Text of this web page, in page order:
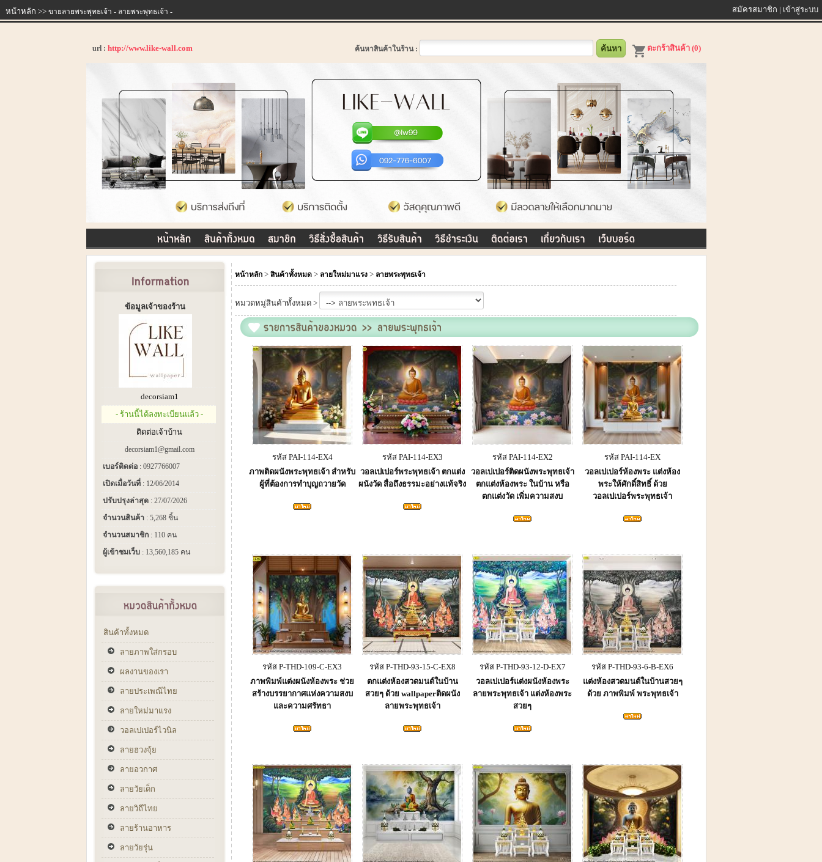
หน้าหลัก >> ขายลายพระพุทธเจ้า - ลายพระพุทธเจ้า - สมัครสมาชิก | เข้าสู่ระบบ
ตะกร้าสินค้า (0)
url : http://www.like-wall.com ค้นหาสินค้าในร้าน :
ข้อมูลเจ้าของร้าน
decorsiam1
- ร้านนี้ได้ลงทะเบียนแล้ว -
ติดต่อเจ้าบ้าน
decorsiam1@gmail.com
เบอร์ติดต่อ : 0927766007
เปิดเมื่อวันที่ : 12/06/2014
ปรับปรุงล่าสุด : 27/07/2026
จำนวนสินค้า : 5,268 ชิ้น
จำนวนสมาชิก : 110 คน
ผู้เข้าชมเว็บ : 13,560,185 คน
สินค้าทั้งหมด
ลายภาพใส่กรอบ
ผลงานของเรา
ลายประเพณีไทย
ลายใหม่มาแรง
วอลเปเปอร์ไวนิล
ลายฮวงจุ้ย
ลายอวกาศ
ลายวัยเด็ก
ลายวิถีไทย
ลายร้านอาหาร
ลายวัยรุ่น
หน้าหลัก > สินค้าทั้งหมด > ลายใหม่มาแรง > ลายพระพุทธเจ้า
หมวดหมู่สินค้าทั้งหมด >
รหัส PAI-114-EX4
ภาพติดผนังพระพุทธเจ้า สำหรับ
ผู้ที่ต้องการทำบุญถวายวัด
รหัส PAI-114-EX3
วอลเปเปอร์พระพุทธเจ้า ตกแต่ง
ผนังวัด สื่อถึงธรรมะอย่างแท้จริง
รหัส PAI-114-EX2
วอลเปเปอร์ติดผนังพระพุทธเจ้า
ตกแต่งห้องพระ ในบ้าน หรือ
ตกแต่งวัด เพิ่มความสงบ
รหัส PAI-114-EX
วอลเปเปอร์ห้องพระ แต่งห้อง
พระให้ศักดิ์สิทธิ์ ด้วย
วอลเปเปอร์พระพุทธเจ้า
รหัส P-THD-109-C-EX3
ภาพพิมพ์แต่งผนังห้องพระ ช่วย
สร้างบรรยากาศแห่งความสงบ
และความศรัทธา
รหัส P-THD-93-15-C-EX8
ตกแต่งห้องสวดมนต์ในบ้าน
สวยๆ ด้วย wallpaperติดผนัง
ลายพระพุทธเจ้า
รหัส P-THD-93-12-D-EX7
วอลเปเปอร์แต่งผนังห้องพระ
ลายพระพุทธเจ้า แต่งห้องพระ
สวยๆ
รหัส P-THD-93-6-B-EX6
แต่งห้องสวดมนต์ในบ้านสวยๆ
ด้วย ภาพพิมพ์ พระพุทธเจ้า